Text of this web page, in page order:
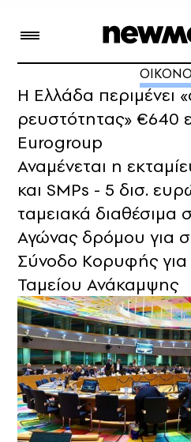
Η Ελλάδα περιμένει
ρευστότητας» €640
Eurogroup
Αναμένεται η
και SMPs - 5 δισ.
ταμειακά διαθέσιμα
Αγώνας δρόμου για
Σύνοδο Κορυφής για
Ταμείου Ανάκαμψης